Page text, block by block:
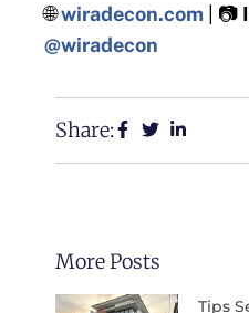
🌐wiradecon.com | 📷
@wiradecon
Share:
More Posts
Tips